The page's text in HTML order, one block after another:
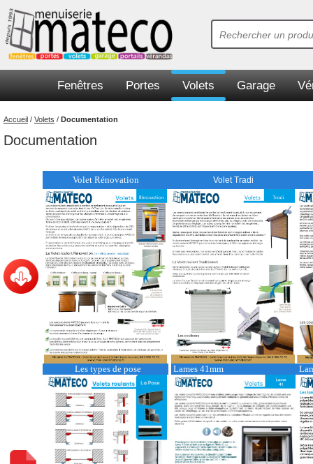
Fenêtres Portes Volets Garage
Accueil / Volets / Documentation
Documentation
Volet Rénovation Volet Tradi
Les types de pose Lames 41mm